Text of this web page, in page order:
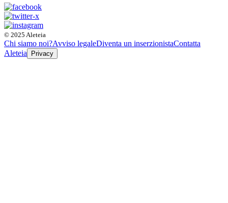
© 2025 Aleteia
Chi siamo noi?Avviso legaleDiventa un inserzionistaContatta
Aleteia
Privacy